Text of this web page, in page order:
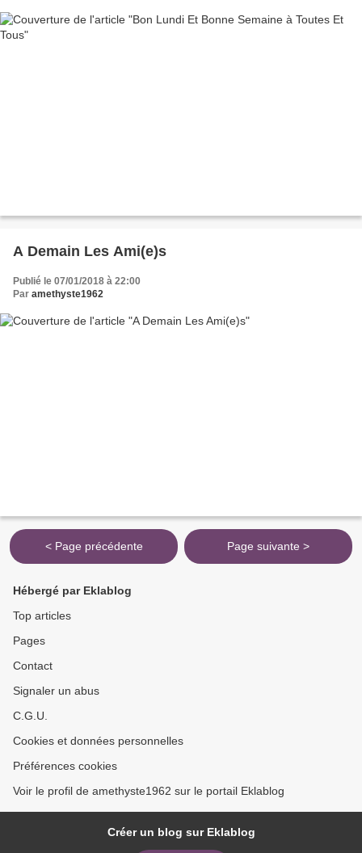
A Demain Les Ami(e)s
Publié le 07/01/2018 à 22:00
Par amethyste1962
< Page précédente Page suivante >
Hébergé par Eklablog
Top articles
Pages
Contact
Signaler un abus
C.G.U.
Cookies et données personnelles
Préférences cookies
Voir le profil de amethyste1962 sur le portail Eklablog
Créer un blog sur Eklablog